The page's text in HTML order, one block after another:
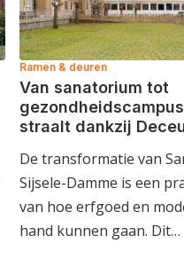
Ramen & deuren
Van sanatorium tot
straalt dankzij
De transformatie van
Sijsele-Damme is een
van hoe erfgoed en
hand kunnen gaan. Dit…